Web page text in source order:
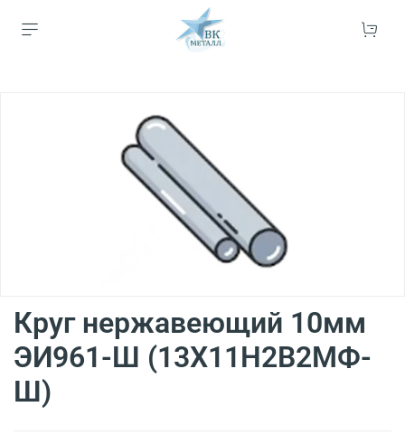
Круг нержавеющий 10мм
ЭИ961-Ш (13Х11Н2В2МФ-
Ш)